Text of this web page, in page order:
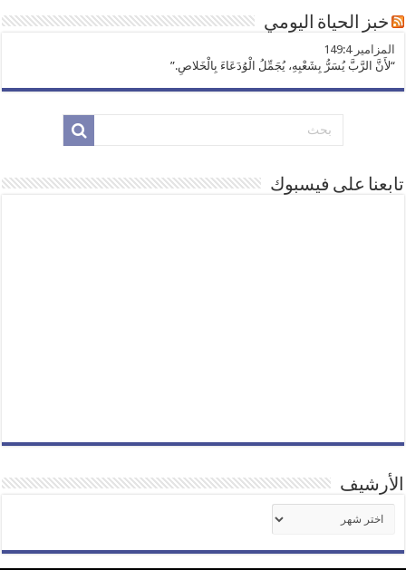
خبز الحياة اليومي
ﺍﻟﻤﺰﺍﻣﻴﺮ 149:4
“لأَنَّ الرَّبَّ يُسَرُّ بِشَعْبِهِ، يُجَمِّلُ الْوُدَعَاءَ بِالْخَلاصِ.”
تابعنا على فيسبوك
الأرشيف
الأرشيف